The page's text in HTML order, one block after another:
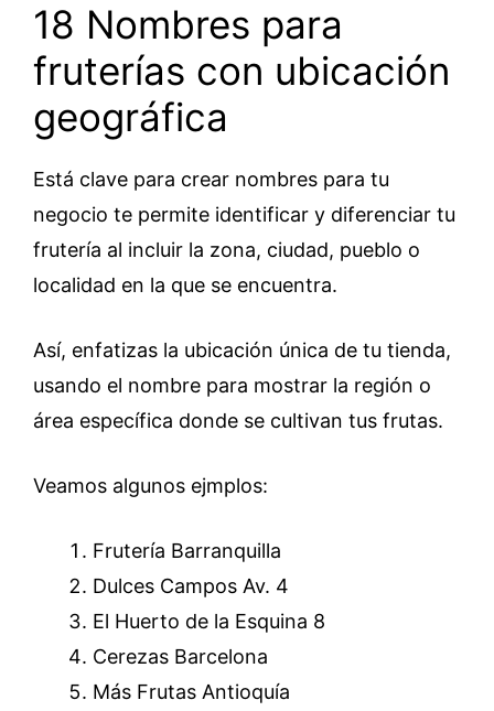
18 Nombres para
fruterías con ubicación
geográfica
Está clave para crear nombres para tu
negocio te permite identificar y diferenciar tu
frutería al incluir la zona, ciudad, pueblo o
localidad en la que se encuentra.
Así, enfatizas la ubicación única de tu tienda,
usando el nombre para mostrar la región o
área específica donde se cultivan tus frutas.
Veamos algunos ejmplos:
Frutería Barranquilla
Dulces Campos Av. 4
El Huerto de la Esquina 8
Cerezas Barcelona
Más Frutas Antioquía